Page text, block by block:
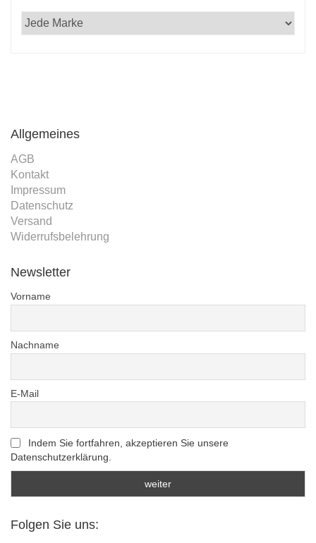
Allgemeines
AGB
Kontakt
Impressum
Datenschutz
Versand
Widerrufsbelehrung
Newsletter
Vorname
Nachname
E-Mail
Indem Sie fortfahren, akzeptieren Sie unsere
Datenschutzerklärung.
Folgen Sie uns: